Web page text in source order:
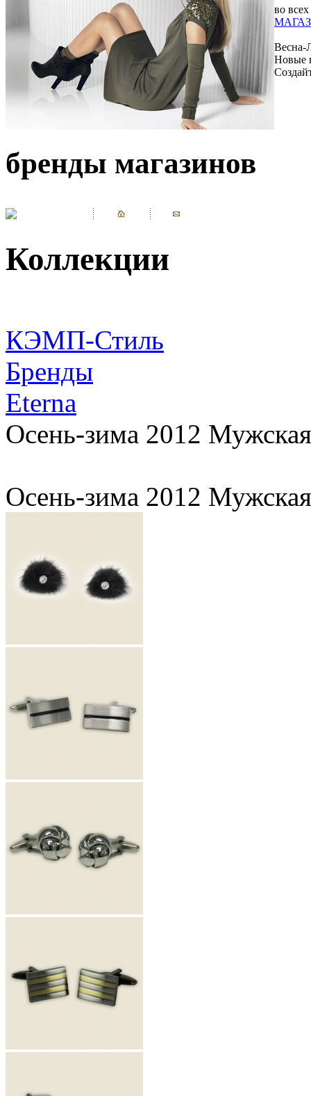
во всех
Весна-
Новые
бренды магазинов
Коллекции
КЭМП-Стиль
Бренды
Eterna
Осень-зима 2012
Осень-зима 2012